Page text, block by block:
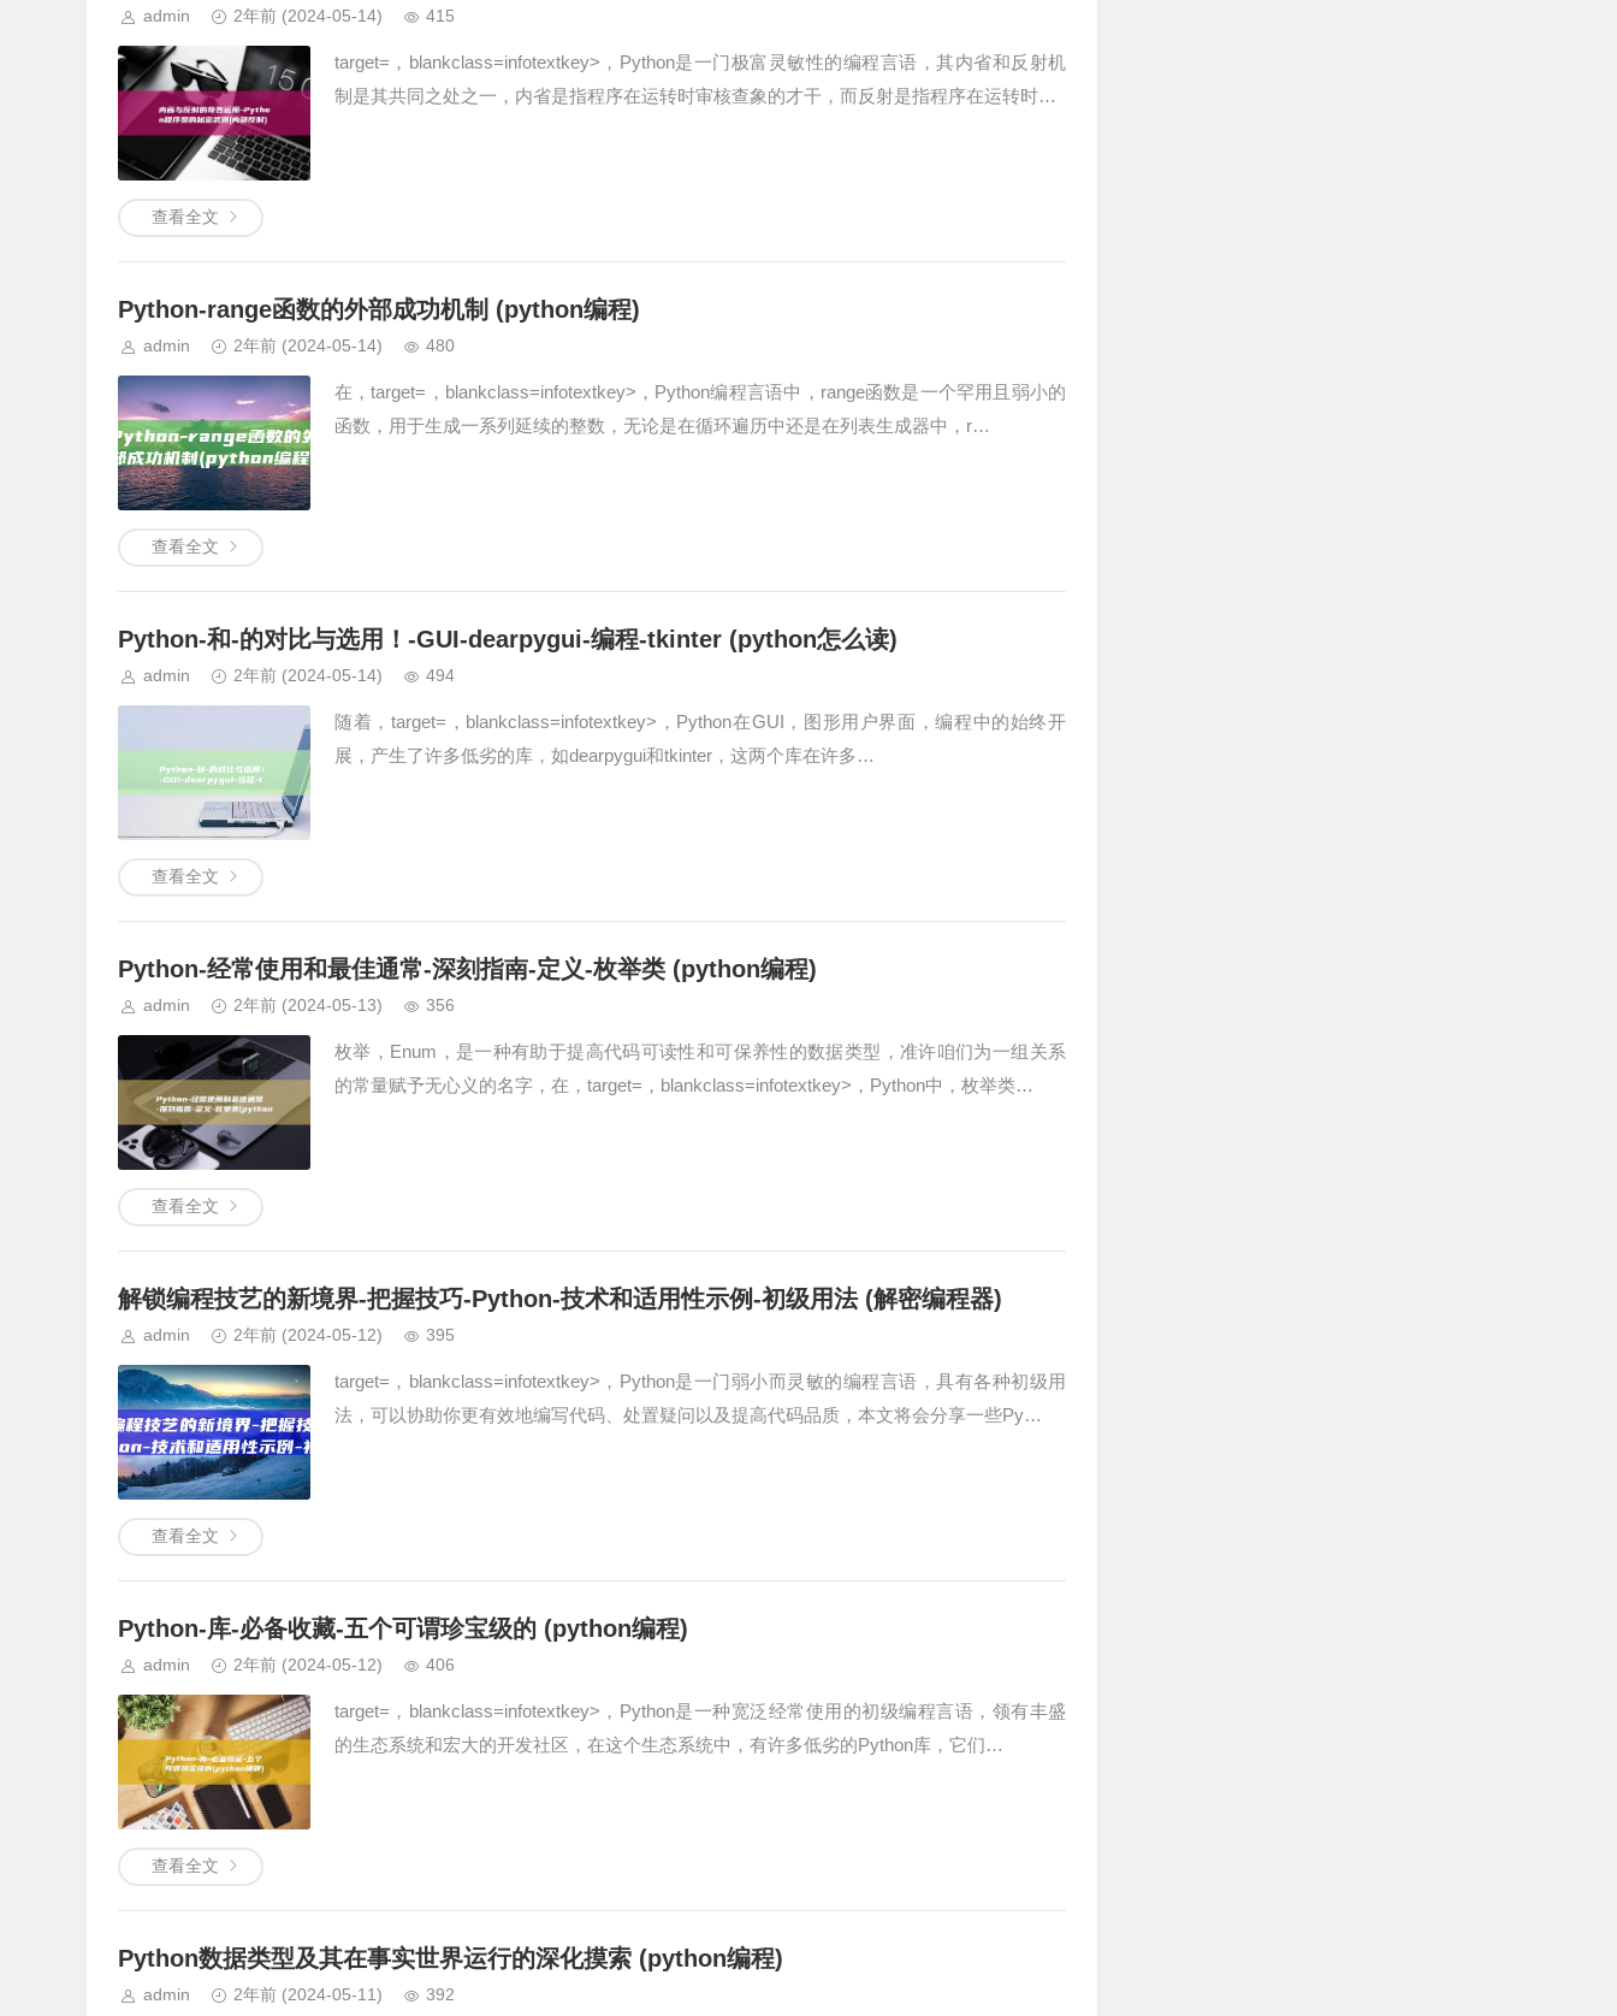
admin 2年前 (2024-05-14) 415
target=，blankclass=infotextkey>，Python是一门极富灵敏性的编程言语，其内省和反射机
制是其共同之处之一，内省是指程序在运转时审核查象的才干，而反射是指程序在运转时…
查看全文
Python-range函数的外部成功机制 (python编程)
admin 2年前 (2024-05-14) 480
在，target=，blankclass=infotextkey>，Python编程言语中，range函数是一个罕用且弱小的
函数，用于生成一系列延续的整数，无论是在循环遍历中还是在列表生成器中，r…
查看全文
Python-和-的对比与选用！-GUI-dearpygui-编程-tkinter (python怎么读)
admin 2年前 (2024-05-14) 494
随着，target=，blankclass=infotextkey>，Python在GUI，图形用户界面，编程中的始终开
展，产生了许多低劣的库，如dearpygui和tkinter，这两个库在许多…
查看全文
Python-经常使用和最佳通常-深刻指南-定义-枚举类 (python编程)
admin 2年前 (2024-05-13) 356
枚举，Enum，是一种有助于提高代码可读性和可保养性的数据类型，准许咱们为一组关系
的常量赋予无心义的名字，在，target=，blankclass=infotextkey>，Python中，枚举类…
查看全文
解锁编程技艺的新境界-把握技巧-Python-技术和适用性示例-初级用法 (解密编程器)
admin 2年前 (2024-05-12) 395
target=，blankclass=infotextkey>，Python是一门弱小而灵敏的编程言语，具有各种初级用
法，可以协助你更有效地编写代码、处置疑问以及提高代码品质，本文将会分享一些Py…
查看全文
Python-库-必备收藏-五个可谓珍宝级的 (python编程)
admin 2年前 (2024-05-12) 406
target=，blankclass=infotextkey>，Python是一种宽泛经常使用的初级编程言语，领有丰盛
的生态系统和宏大的开发社区，在这个生态系统中，有许多低劣的Python库，它们…
查看全文
Python数据类型及其在事实世界运行的深化摸索 (python编程)
admin 2年前 (2024-05-11) 392